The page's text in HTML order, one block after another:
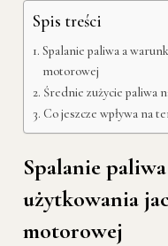
Spis treści
Spalanie paliwa a
motorowej
Średnie zużycie paliwa
Co jeszcze wpływa na
Spalanie
użytkowania
motorowej